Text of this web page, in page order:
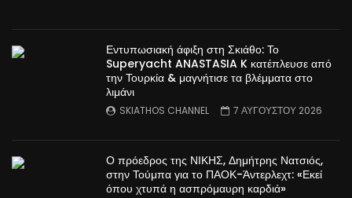
Εντυπωσιακή άφιξη στη Σκιάθο: Το
Superyacht ANASTASIA K κατέπλευσε από
την Τουρκία & μαγνήτισε τα βλέμματα στο
λιμάνι
SKIATHOS CHANNEL 7 ΑΥΓΟΥΣΤΟΥ 2026
Ο πρόεδρος της ΝΙΚΗΣ, Δημήτρης Νατσιός,
στην Τούμπα για το ΠΑΟΚ-Άντερλεχτ: «Εκεί
όπου χτυπά η ασπρόμαυρη καρδιά»